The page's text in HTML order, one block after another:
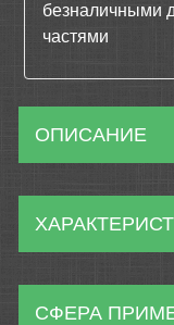
безналичными
частями
ОПИСАНИЕ
СФЕРА